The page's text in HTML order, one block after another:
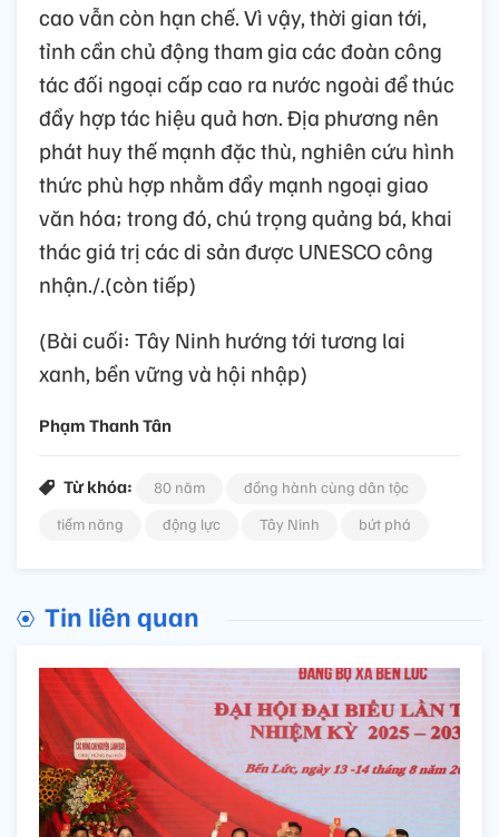
cao vẫn còn hạn chế. Vì vậy, thời gian tới,
tỉnh cần chủ động tham gia các đoàn công
tác đối ngoại cấp cao ra nước ngoài để thúc
đẩy hợp tác hiệu quả hơn. Địa phương nên
phát huy thế mạnh đặc thù, nghiên cứu hình
thức phù hợp nhằm đẩy mạnh ngoại giao
văn hóa; trong đó, chú trọng quảng bá, khai
thác giá trị các di sản được UNESCO công
nhận./.(còn tiếp)
(Bài cuối: Tây Ninh hướng tới tương lai
xanh, bền vững và hội nhập)
Phạm Thanh Tân
Từ khóa: 80 năm
đồng hành cùng dân tộc
tiềm năng
động lực Tây Ninh bứt phá
Tin liên quan